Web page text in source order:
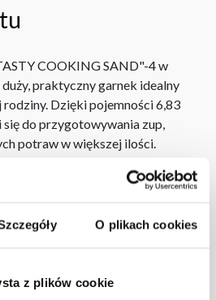
O plikach cookies
z plików cookie
COOKING SAND"-4 w
praktyczny garnek idealny
rodziny. Dzięki pojemności 6,83
do przygotowywania zup,
potraw w większej ilości.
pasującą do
internetowych czas dostawy